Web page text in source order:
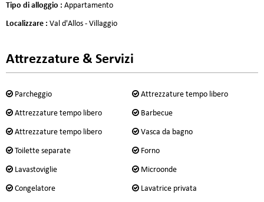
Tipo di alloggio : Appartamento
Localizzare : Val d'Allos - Villaggio
Attrezzature & Servizi
Parcheggio Attrezzature tempo libero
Attrezzature tempo libero Barbecue
Attrezzature tempo libero Vasca da bagno
Toilette separate Forno
Lavastoviglie Microonde
Congelatore Lavatrice privata